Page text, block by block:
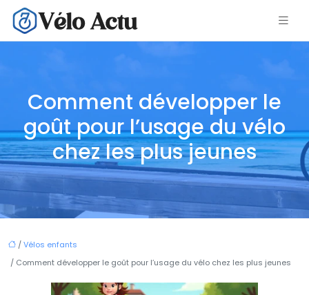
Comment développer le
goût pour l’usage du vélo
chez les plus jeunes
/Vélos enfants
/ Comment développer le goût pour l’usage du vélo chez les plus jeunes